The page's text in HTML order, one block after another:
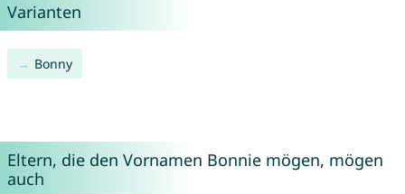
Varianten
Bonny
Eltern, die den Vornamen Bonnie mögen, mögen
auch